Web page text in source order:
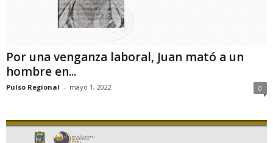
Por una venganza laboral, Juan mató a un
hombre en...
Pulso Regional - mayo 1, 2022 0